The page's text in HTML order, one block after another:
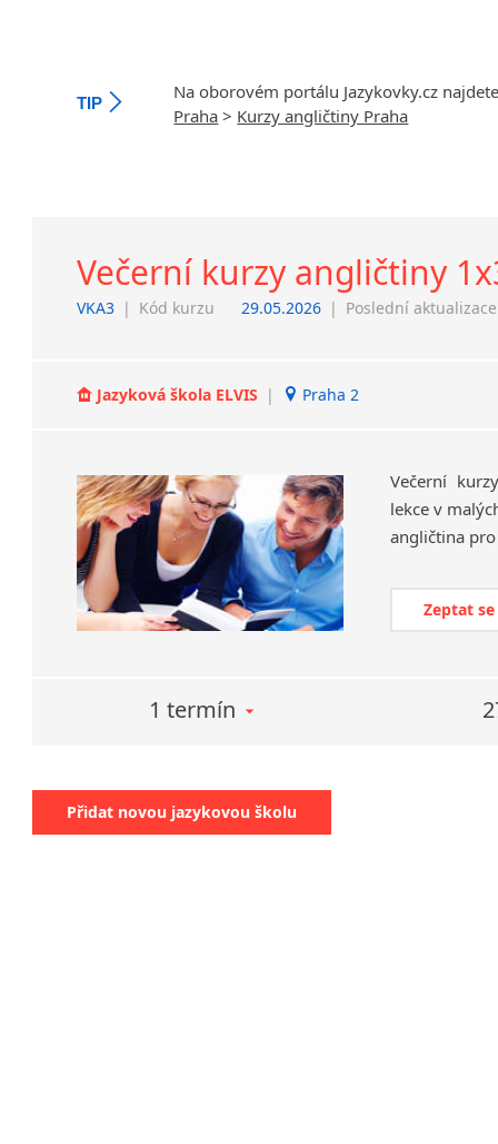
TIP
Na oborovém portálu Jazykovky.cz
Praha > Kurzy angličtiny Praha
Večerní kurzy angličtiny
VKA3 | Kód kurzu 29.05.2026 | Poslední aktualizace
Jazyková škola ELVIS | Praha 2
Večerní
lekce v
angličtina
Zeptat
1 termín
Přidat novou jazykovou školu